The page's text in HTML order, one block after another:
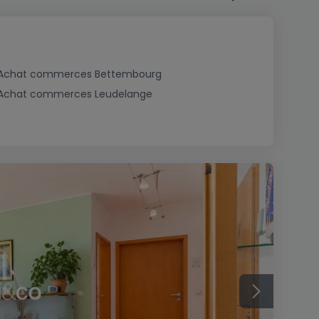
commerces Bettembourg
commerces Leudelange